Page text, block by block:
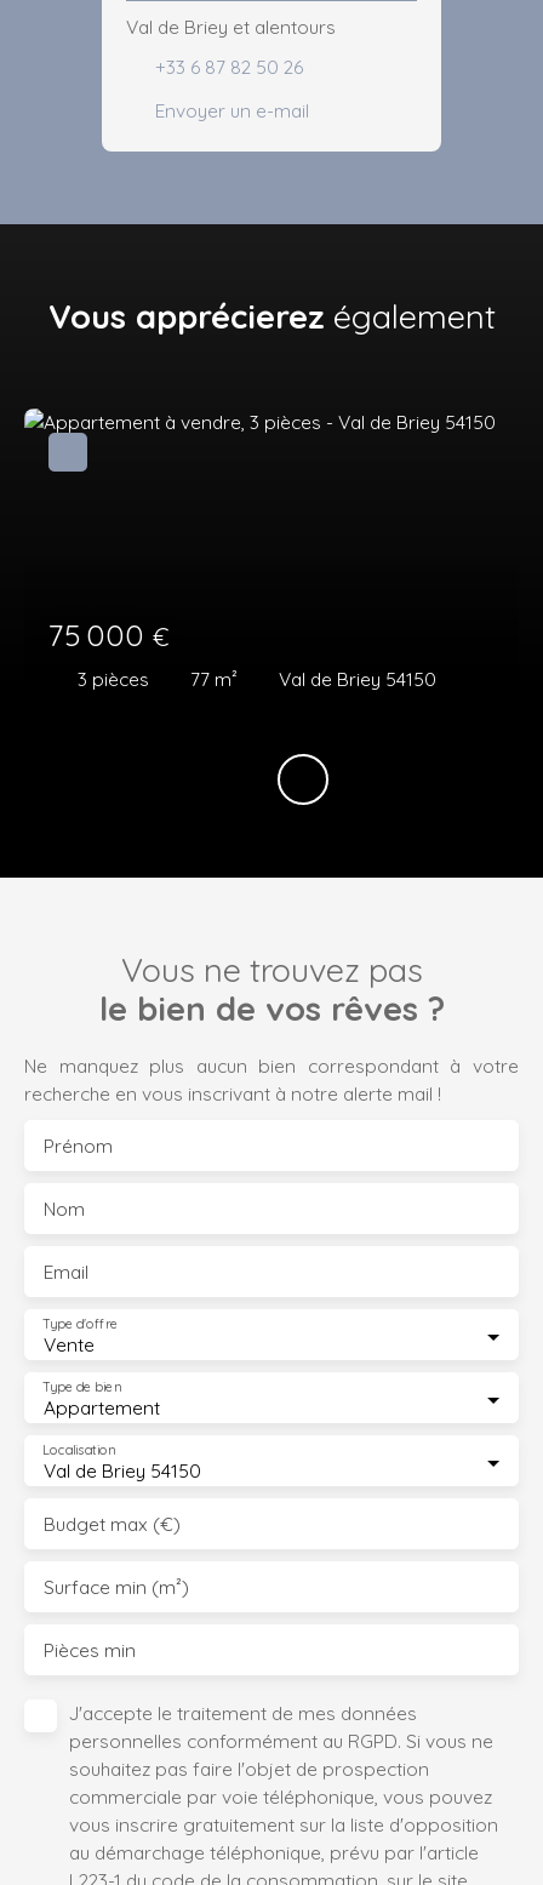
Val de Briey et alentours
+33 6 87 82 50 26
Envoyer un e-mail
Vous apprécierez également
75 000 €
3 pièces 77 m² Val de Briey 54150
Vous ne trouvez pas
le bien de vos rêves ?
Ne manquez plus aucun bien correspondant à votre
recherche en vous inscrivant à notre alerte mail !
Prénom
Nom
Email
Vente
Type d'offre
Appartement
Type de bien
Val de Briey 54150
Localisation
Budget max (€)
Surface min (m²)
Pièces min
J'accepte le traitement de mes données
personnelles conformément au RGPD. Si vous ne
souhaitez pas faire l'objet de prospection
commerciale par voie téléphonique, vous pouvez
vous inscrire gratuitement sur la liste d'opposition
au démarchage téléphonique, prévu par l'article